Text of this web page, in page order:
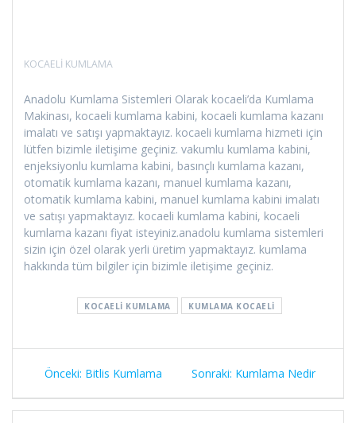
KOCAELİ KUMLAMA
Anadolu Kumlama Sistemleri Olarak kocaeli’da Kumlama
Makinası, kocaeli kumlama kabini, kocaeli kumlama kazanı
imalatı ve satışı yapmaktayız. kocaeli kumlama hizmeti için
lütfen bizimle iletişime geçiniz. vakumlu kumlama kabini,
enjeksiyonlu kumlama kabini, basınçlı kumlama kazanı,
otomatik kumlama kazanı, manuel kumlama kazanı,
otomatik kumlama kabini, manuel kumlama kabini imalatı
ve satışı yapmaktayız. kocaeli kumlama kabini, kocaeli
kumlama kazanı fiyat isteyiniz.anadolu kumlama sistemleri
sizin için özel olarak yerli üretim yapmaktayız. kumlama
hakkında tüm bilgiler için bizimle iletişime geçiniz.
KOCAELI KUMLAMA KUMLAMA KOCAELI
Yazı
gezinmesi
Önceki: Önceki
Bitlis Kumlama Sonraki: Sonraki
Kumlama Nedir